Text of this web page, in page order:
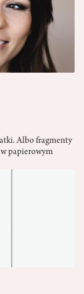
Albo fragmenty
papierowym